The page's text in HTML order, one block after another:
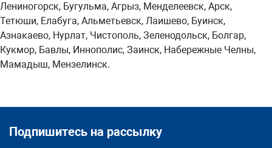
Лениногорск, Бугульма, Агрыз, Менделеевск, Арск,
Тетюши, Елабуга, Альметьевск, Лаишево, Буинск,
Азнакаево, Нурлат, Чистополь, Зеленодольск, Болгар,
Кукмор, Бавлы, Иннополис, Заинск, Набережные Челны,
Мамадыш, Мензелинск.
Подпишитесь на рассылку